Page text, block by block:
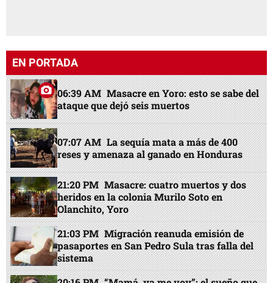
EN PORTADA
06:39 AM Masacre en Yoro: esto se sabe del
ataque que dejó seis muertos
07:07 AM La sequía mata a más de 400
reses y amenaza al ganado en Honduras
21:20 PM Masacre: cuatro muertos y dos
heridos en la colonia Murilo Soto en
Olanchito, Yoro
21:03 PM Migración reanuda emisión de
pasaportes en San Pedro Sula tras falla del
sistema